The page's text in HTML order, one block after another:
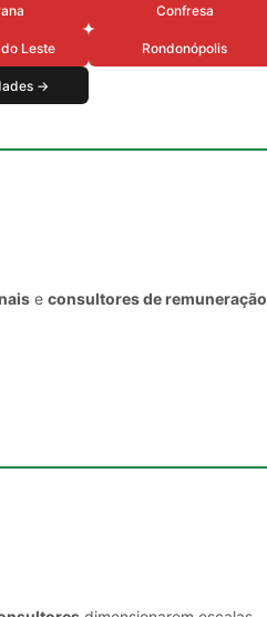
Confresa
Leste Rondonópolis
→
e consultores de remuneração